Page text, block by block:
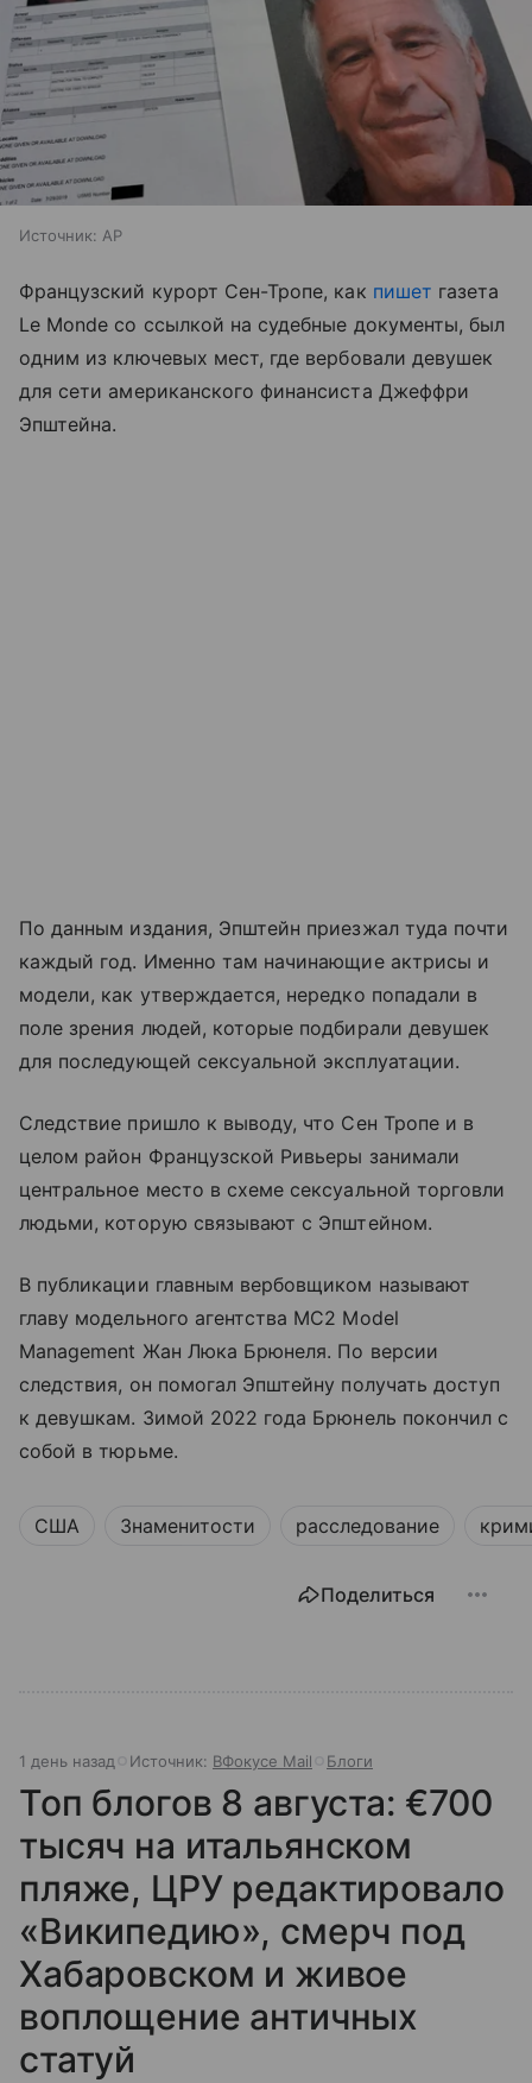
Источник: AP
Французский курорт Сен-Тропе, как пишет газета
Le Monde со ссылкой на судебные документы, был
одним из ключевых мест, где вербовали девушек
для сети американского финансиста Джеффри
Эпштейна.
По данным издания, Эпштейн приезжал туда почти
каждый год. Именно там начинающие актрисы и
модели, как утверждается, нередко попадали в
поле зрения людей, которые подбирали девушек
для последующей сексуальной эксплуатации.
Следствие пришло к выводу, что Сен Тропе и в
целом район Французской Ривьеры занимали
центральное место в схеме сексуальной торговли
людьми, которую связывают с Эпштейном.
В публикации главным вербовщиком называют
главу модельного агентства MC2 Model
Management Жан Люка Брюнеля. По версии
следствия, он помогал Эпштейну получать доступ
к девушкам. Зимой 2022 года Брюнель покончил с
собой в тюрьме.
США Знаменитости расследование
Поделиться
1 день назад Источник: ВФокусе Mail Блоги
Топ блогов 8 августа: €700
тысяч на итальянском
пляже, ЦРУ редактировало
«Википедию», смерч под
Хабаровском и живое
воплощение античных
статуй